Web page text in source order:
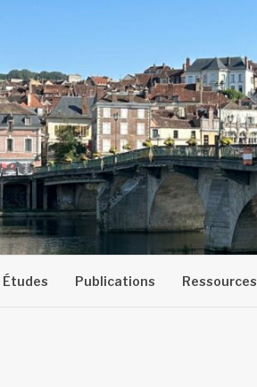
Études Publications Ressources